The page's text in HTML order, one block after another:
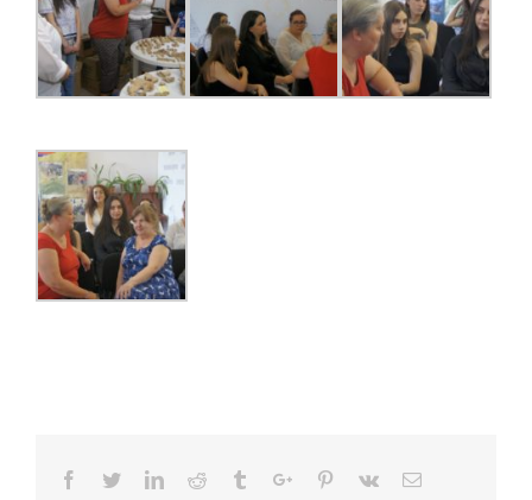
Facebook
TwitterLinkedinReddit TumblrGoogle+Pinterest
Vk Email